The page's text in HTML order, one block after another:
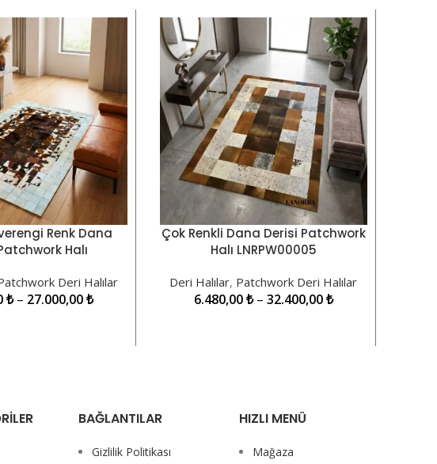
Renk Dana
Halı
Deri Halılar
₺ – 27.000,00₺
SEÇENEKLER
Çok Renkli Dana Derisi Patchwork
Halı LNRPW00005
Deri Halılar, Patchwork Deri Halılar
6.480,00₺ – 32.400,00₺
BAĞLANTILAR
Gizlilik Politikası
HIZLI MENÜ
Mağaza